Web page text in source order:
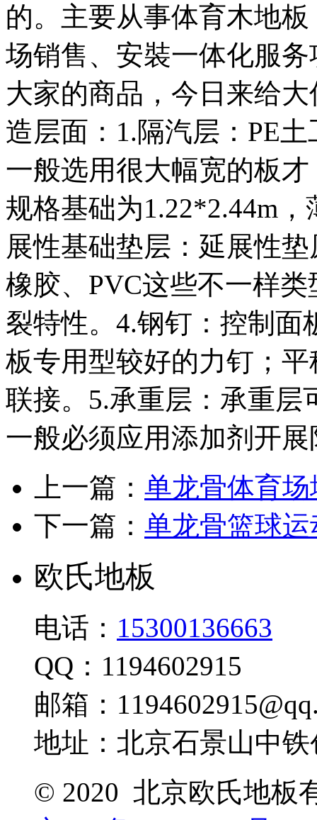
的。主要从事体育木地
场销售、安裝一体化服
大家的商品，今日来给
造层面：1.隔汽层：PE
一般选用很大幅宽的板
规格基础为1.22*2.44m
展性基础垫层：延展性
橡胶、PVC这些不一样
裂特性。4.钢钉：控制面
板专用型较好的力钉；
联接。5.承重层：承重层
一般必须应用添加剂开
上一篇： 单龙骨体育
下一篇： 单龙骨篮球
欧氏地板
电话： 15300136663
QQ：1194602915
邮箱：
地址：北京石景山中
© 2020 北京欧氏地板